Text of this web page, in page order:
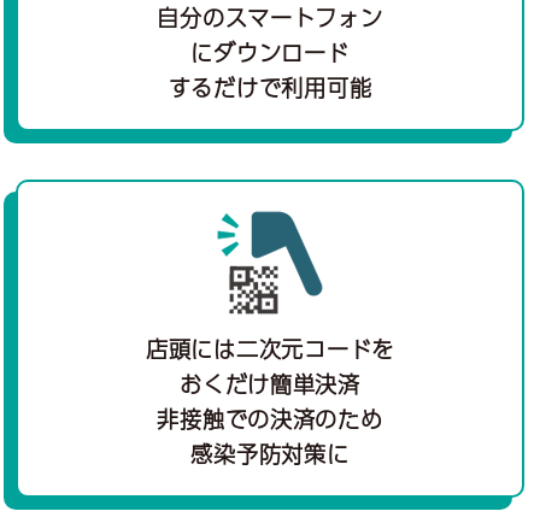
自分のスマートフォン
にダウンロード
するだけで利用可能
店頭には二次元コードを
おくだけ簡単決済
非接触での決済のため
感染予防対策に